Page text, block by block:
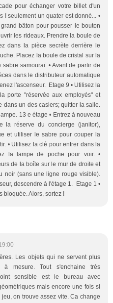
pour échanger votre billet d'un
! seulement un quater est donné... •
bâton pour pousser le bouton
les rideaux. Prendre la boule de
dans la pièce secrète derrière le
Placez la boule de cristal sur la
samouraï. • Avant de partir de
dans le distributeur automatique
l'ascenseur. Etage 9 • Utilisez la
porte "réservée aux employés" et
un des casiers; quitter la salle.
13 e étage • Entrez à nouveau
réserve du concierge (janitor),
et utiliser le sabre pour couper la
• Utilisez la clé pour entrer dans la
la lampe de poche pour voir. •
de la boîte sur le mur de droite et
noir (sans une ligne rouge visible).
descendre à l'étage 1. Etage 1 •
bloquée. Alors, sortez !
Les objets qui ne servent plus
mesure. Tout s'enchaine très
sensible est le bureau avec
mais encore une fois si
on trouve assez vite. Ca change